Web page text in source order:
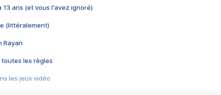
13 ans (et vous l'avez ignoré)
(littéralement)
Rayan
toutes les règles
les jeux vidéo